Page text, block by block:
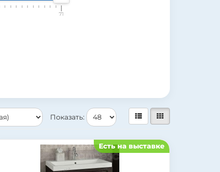
71
Показать:
Есть на выставке